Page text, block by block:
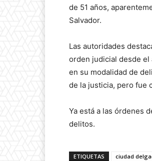
de 51 años,
Salvador.
Las autoridades
orden judicial desde el
en su modalidad de
de la justicia, pero fue
Ya está a las órdenes
delitos.
ETIQUETAS ciudad